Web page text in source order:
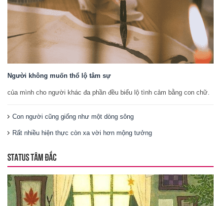
Người không muốn thổ lộ tâm sự
của mình cho người khác đa phần đều biểu lộ tình cảm bằng con chữ.
Con người cũng giống như một dòng sông
Rất nhiều hiện thực còn xa vời hơn mộng tưởng
STATUS TÂM ĐẮC